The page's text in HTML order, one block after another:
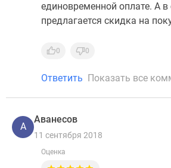
единовременной оплате. А в
предлагается скидка на
0 0
Ответить Показать все
А
Аванесов
11 сентября 2018
Оценка